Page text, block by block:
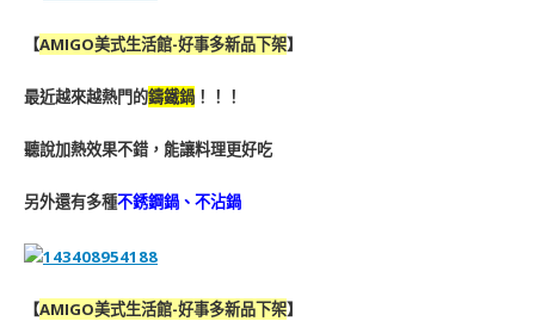
【AMIGO美式生活館-好事多新品下架】
最近越來越熱門的鑄鐵鍋 ！！！
聽說加熱效果不錯，能讓料理更好吃
另外還有多種不銹鋼鍋、不沾鍋
【AMIGO美式生活館-好事多新品下架】